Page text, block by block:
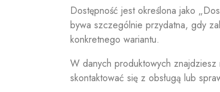
Dostępność jest określona jako
bywa szczególnie przydatna, gdy
konkretnego wariantu.
W danych produktowych znajdziesz
skontaktować się z obsługą lub